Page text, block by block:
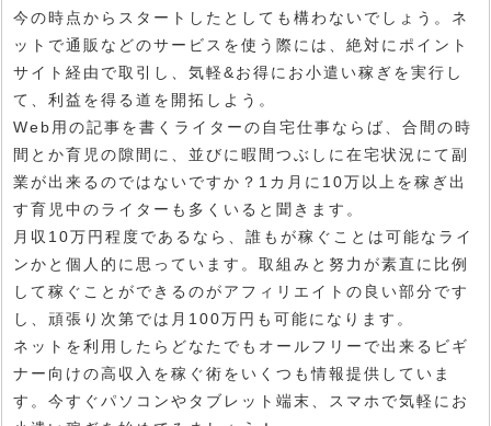
今の時点からスタートしたとしても構わないでしょう。ネ
ットで通販などのサービスを使う際には、絶対にポイント
サイト経由で取引し、気軽&お得にお小遣い稼ぎを実行し
て、利益を得る道を開拓しよう。
Web用の記事を書くライターの自宅仕事ならば、合間の時
間とか育児の隙間に、並びに暇間つぶしに在宅状況にて副
業が出来るのではないですか？1カ月に10万以上を稼ぎ出
す育児中のライターも多くいると聞きます。
月収10万円程度であるなら、誰もが稼ぐことは可能なライ
ンかと個人的に思っています。取組みと努力が素直に比例
して稼ぐことができるのがアフィリエイトの良い部分です
し、頑張り次第では月100万円も可能になります。
ネットを利用したらどなたでもオールフリーで出来るビギ
ナー向けの高収入を稼ぐ術をいくつも情報提供していま
す。今すぐパソコンやタブレット端末、スマホで気軽にお